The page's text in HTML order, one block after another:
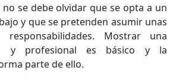
no se debe olvidar que se opta a un
y que se pretenden asumir unas
responsabilidades. Mostrar una
y profesional es básico y la
parte de ello.